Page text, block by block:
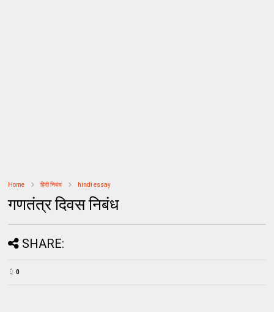
Home हिंदी निबंध hindi essay
गणतंत्र दिवस निबंध
SHARE:
0